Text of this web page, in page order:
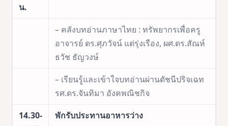
น.
– คลังบทอ่านภาษาไทย : ทรัพยากรเพื่อครู
อาจารย์ ดร.ศุภวัจน์ แต่รุ่งเรือง, ผศ.ดร.สัณห์
ธวัช ธัญวงษ์
– เรียนรู้และเข้าใจบทอ่านผ่านดัชนีปริจเฉท
รศ.ดร.จันทิมา อังคพณิชกิจ
14.30-
พักรับประทานอาหารว่าง